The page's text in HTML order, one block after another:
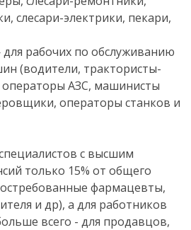
слесари-электрики, пекари,
рабочих по обслуживанию
(водители, трактористы-
АЗС, машинисты
операторы станков и
с высшим
только 15% от общего
фармацевты,
и др), а для работников
всего - для продавцов,